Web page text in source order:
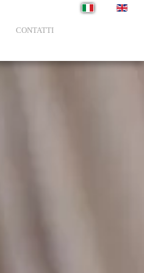
CONTATTI
Seleziona la tua